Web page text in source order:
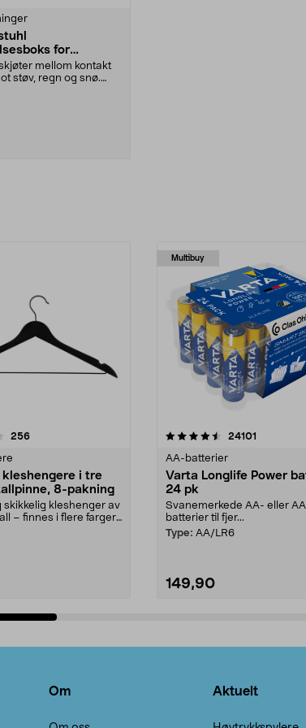
for
ekstra stor
mellom kontakt
støv, regn og snø.
256anmeldelser
i tre
8-pakning
skikkelig kleshenger av
– finnes i flere farger.
Multibuy
4.5av 5 stjerner 24101
AA-batterier
Varta Longlife Power
24 pk
Svanemerkede AA- eller
batterier til fjer...
Type: AA/LR6
149,90
4.5av 5 stjerner
Om Aktuelt